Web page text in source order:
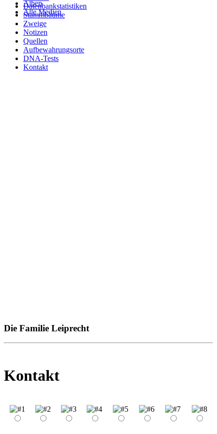
Alben
Alle Medien
Datenbankstatistiken
Stammbäume
Zweige
Notizen
Quellen
Aufbewahrungsorte
DNA-Tests
Kontakt
Die Familie Leiprecht
Kontakt